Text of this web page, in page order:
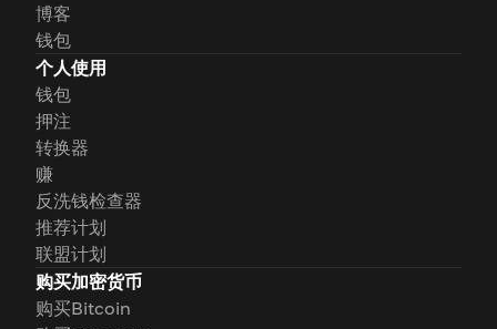
博客
钱包
个人使用
钱包
押注
转换器
赚
反洗钱检查器
推荐计划
联盟计划
购买加密货币
购买Bitcoin